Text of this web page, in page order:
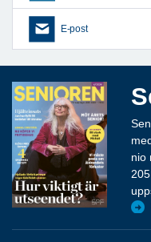
E-post
nio